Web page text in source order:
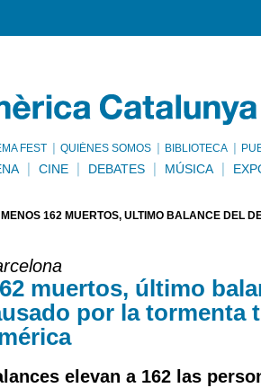
FEST QUIÉNES SOMOS BIBLIOTECA
CINE DEBATES MÚSICA
162 MUERTOS, ÚLTIMO BALANCE DEL
muertos, último
por la tormenta
elevan a 162 las